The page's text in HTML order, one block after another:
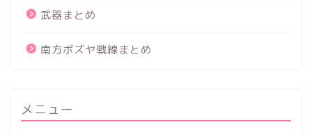
武器まとめ
南方ボズヤ戦線まとめ
メニュー